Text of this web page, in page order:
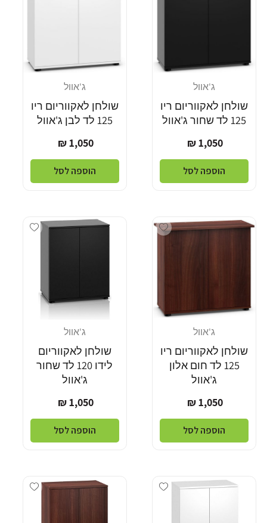
ג'אוול
שולחן לאקווריום ריו
125 לד שחור ג'אוול
מחיר
רגיל
1,050 ₪
הוספה לסל
ג'אוול
שולחן לאקווריום ריו
125 לד לבן ג'אוול
מחיר
רגיל
1,050 ₪
הוספה לסל
Add wishlist
ג'אוול
שולחן לאקווריום ריו
125 לד חום אלון
ג'אוול
מחיר
רגיל
1,050 ₪
הוספה לסל
Add wishlist
ג'אוול
שולחן לאקווריום
לידו 120 לד שחור
ג'אוול
מחיר
רגיל
1,050 ₪
הוספה לסל
Add wishlist
Add wishlist